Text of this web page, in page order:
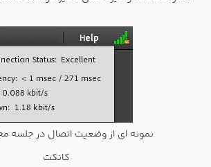
نمونه ای از وضعیت اتصال در جلسه
کانکت